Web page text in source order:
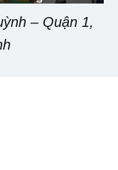
– Quận 1,